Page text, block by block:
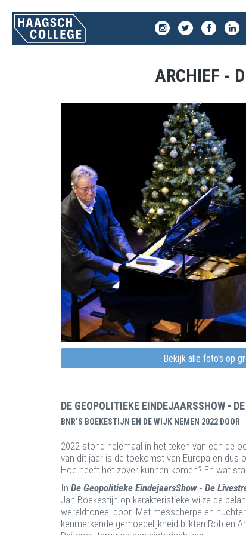
ARCHIEF -
Bekijk alle foto's op
DE GEOPOLITIEKE EINDEJAARSSHOW -
BNR’S BOEKESTIJN EN DE WIJK NEMEN 2022 DOOR
2022 stond helemaal in het teken van een de
van dit jaar is de toekomst van Europa en dus
Hoe heeft het zover kunnen komen? En wat
In De Geopolitieke EindejaarsShow - De
Jan Boekestijn op karakteristieke wijze de
wereldtoneel door. Met messcherpe en
kenmerkende gemoedelijkheid blikten Rob en